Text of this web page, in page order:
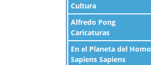
Cultura
Alfredo Pong
Caricaturas
En el Planeta del Homo
Sapiens Sapiens